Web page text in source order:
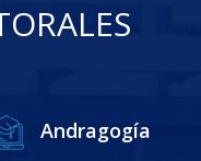
Andragogía